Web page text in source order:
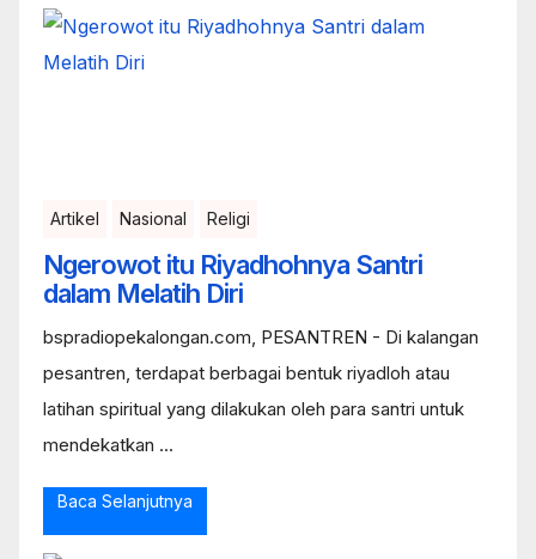
Artikel Nasional Religi
Ngerowot itu Riyadhohnya Santri
dalam Melatih Diri
bspradiopekalongan.com, PESANTREN - Di kalangan
pesantren, terdapat berbagai bentuk riyadloh atau
latihan spiritual yang dilakukan oleh para santri untuk
mendekatkan ...
Baca Selanjutnya